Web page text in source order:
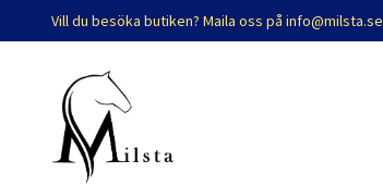
Vill du besöka butiken? Maila oss på info@milsta.se